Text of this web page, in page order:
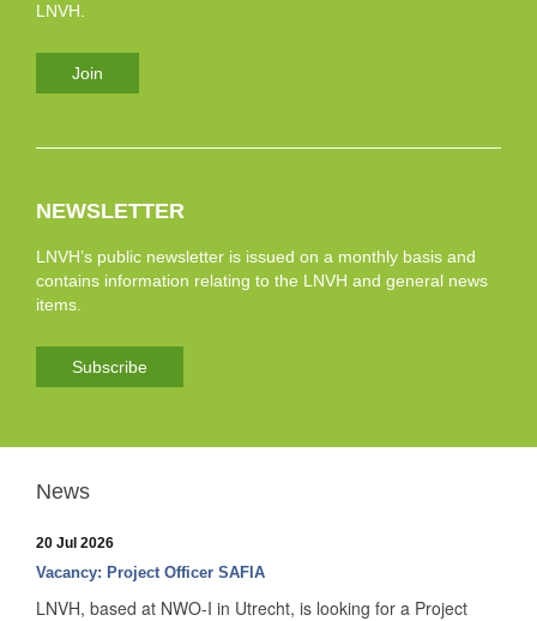
LNVH.
Join
NEWSLETTER
LNVH’s public newsletter is issued on a monthly basis and
contains information relating to the LNVH and general news
items.
Subscribe
News
20 Jul 2026
Vacancy: Project Officer SAFIA
LNVH, based at NWO-I in Utrecht, is looking for a Project